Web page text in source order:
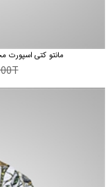
مانتو کتی اسپورت